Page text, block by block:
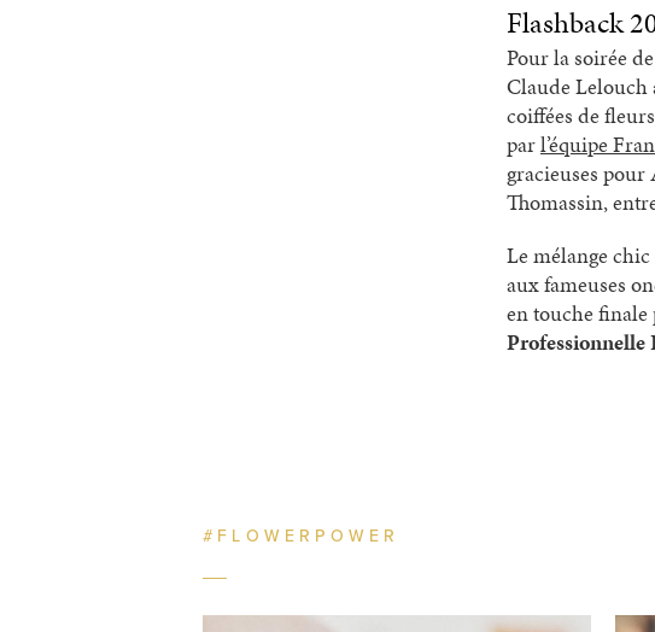
Flashback
Pour la soirée
Claude Lelouch
coiffées de
parl’équipe
gracieuses
Thomassin,
Le mélange chic
aux fameuses
en touche
Professionnelle
#FLOWERPOWER